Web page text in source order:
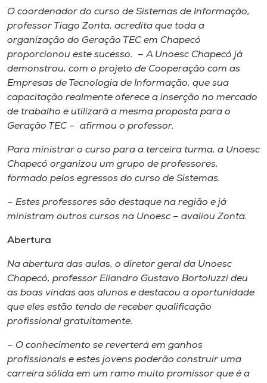
Rádio
Museu
Unoesc
Store
Selecione
O coordenador do curso de Sistemas de Informação,
professor Tiago Zonta, acredita que toda a
organização do Geração TEC em Chapecó
proporcionou este sucesso. – A Unoesc Chapecó já
demonstrou, com o projeto de Cooperação com as
Empresas de Tecnologia de Informação, que sua
capacitação realmente oferece a inserção no mercado
de trabalho e utilizará a mesma proposta para o
Geração TEC – afirmou o professor.
Para ministrar o curso para a terceira turma, a Unoesc
Chapecó organizou um grupo de professores,
formado pelos egressos do curso de Sistemas.
– Estes professores são destaque na região e já
ministram outros cursos na Unoesc – avaliou Zonta.
Abertura
Na abertura das aulas, o diretor geral da Unoesc
Chapecó, professor Eliandro Gustavo Bortoluzzi deu
as boas vindas aos alunos e destacou a oportunidade
que eles estão tendo de receber qualificação
profissional gratuitamente.
– O conhecimento se reverterá em ganhos
profissionais e estes jovens poderão construir uma
carreira sólida em um ramo muito promissor que é a